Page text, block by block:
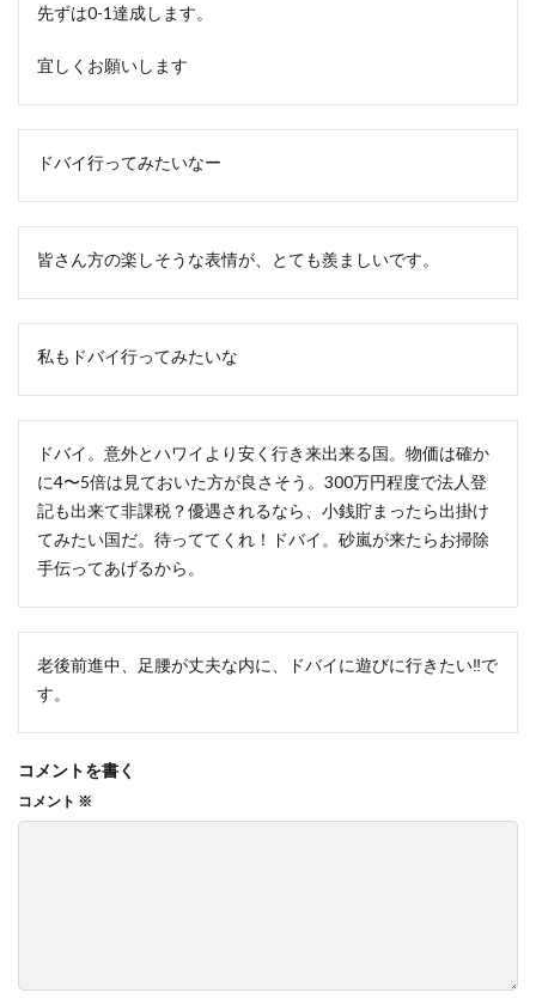
先ずは0-1達成します。
宜しくお願いします
ドバイ行ってみたいなー
皆さん方の楽しそうな表情が、とても羨ましいです。
私もドバイ行ってみたいな
ドバイ。意外とハワイより安く行き来出来る国。物価は確か
に4〜5倍は見ておいた方が良さそう。300万円程度で法人登
記も出来て非課税？優遇されるなら、小銭貯まったら出掛け
てみたい国だ。待っててくれ！ドバイ。砂嵐が来たらお掃除
手伝ってあげるから。
老後前進中、足腰が丈夫な内に、ドバイに遊びに行きたい‼️で
す。
コメントを書く
コメント ※